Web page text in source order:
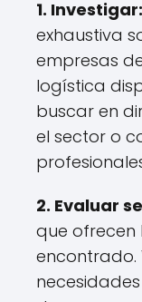
1. Investigar:
exhaustiva
empresas
logística
buscar en
el sector o
2. Evaluar
que ofrecen
encontrado.